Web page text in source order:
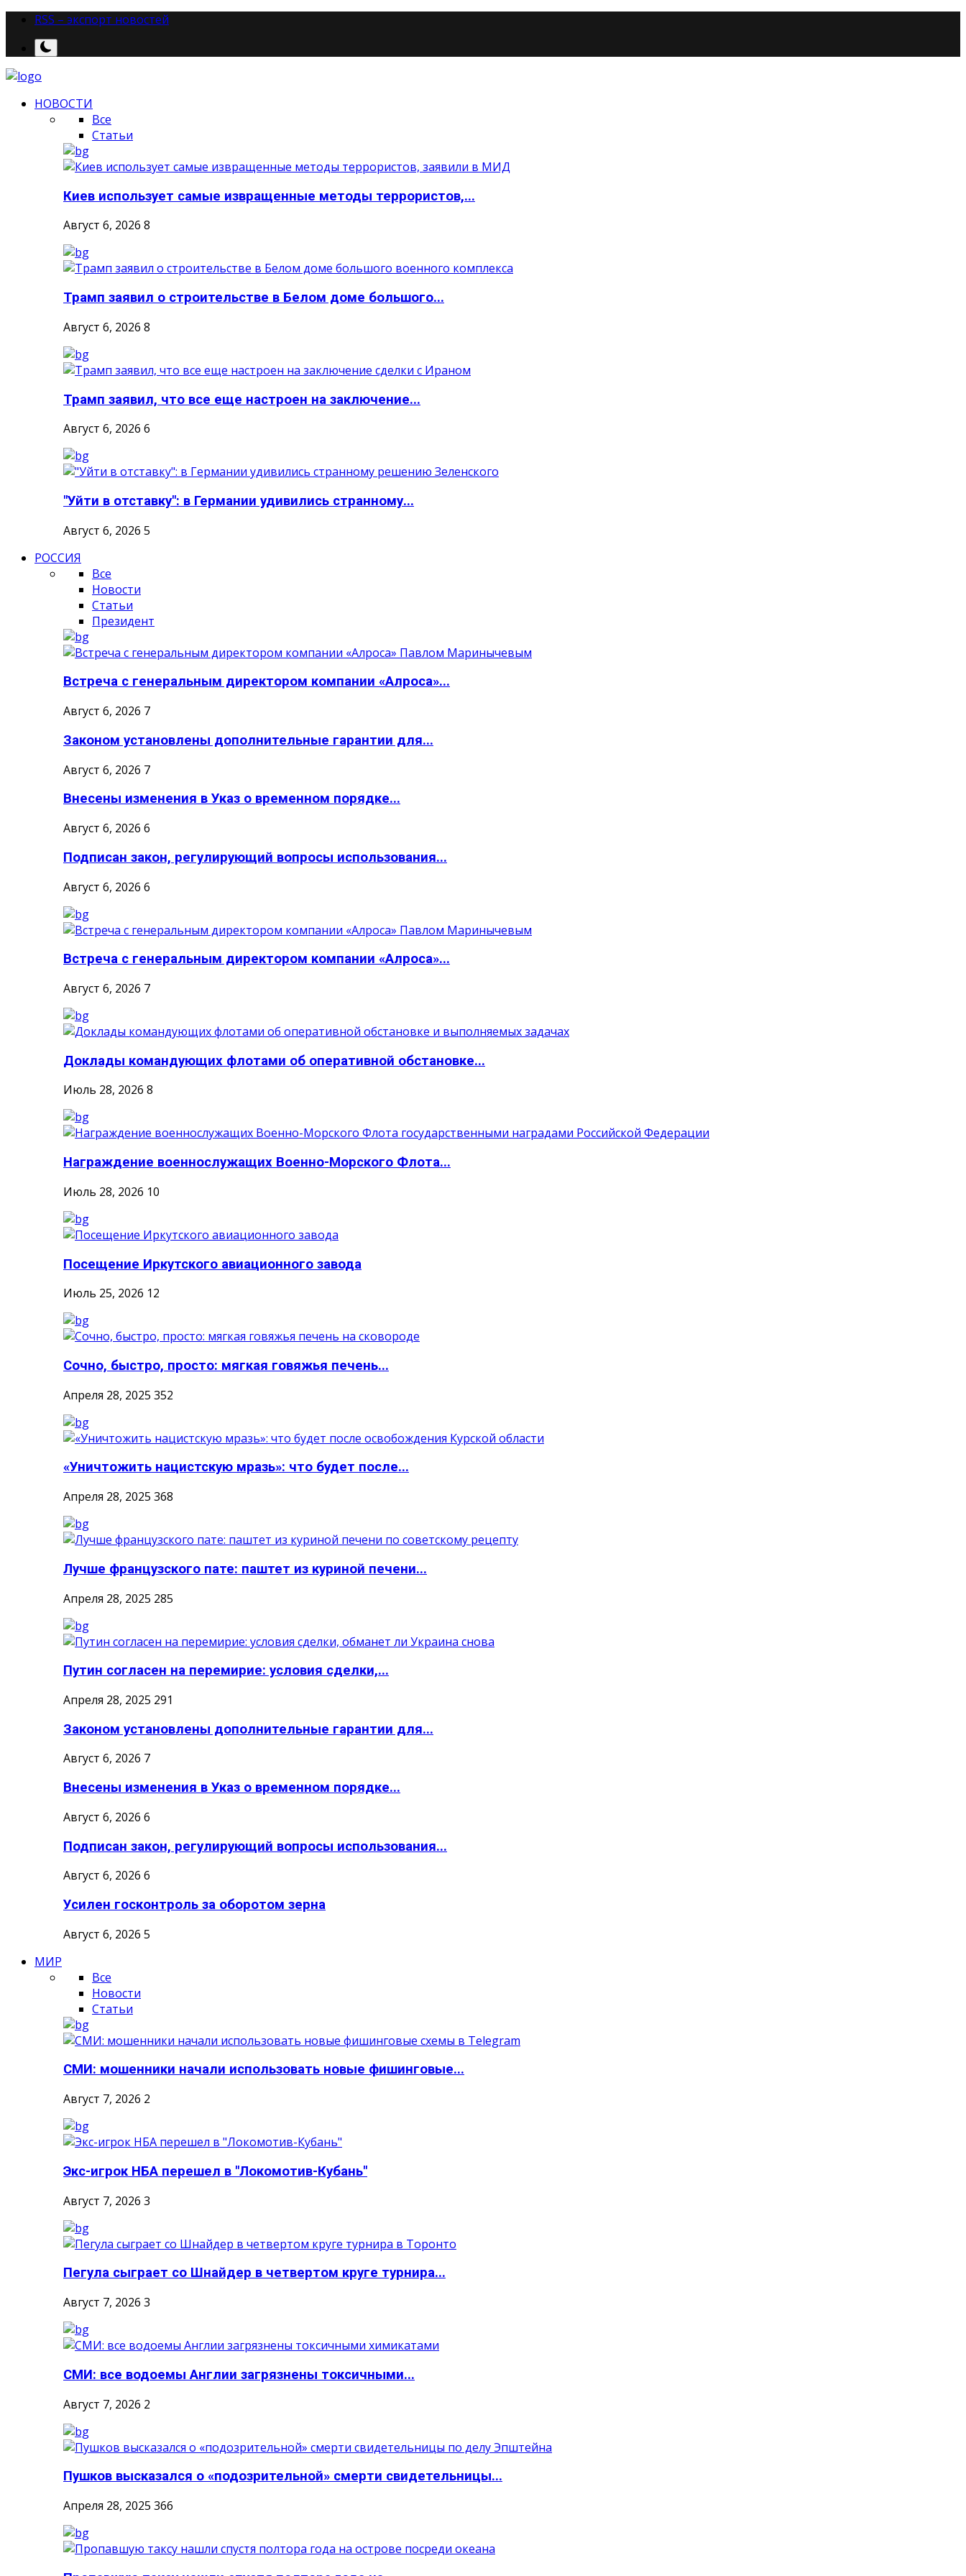
RSS – экспорт новостей
НОВОСТИ
Все
Статьи
Киев использует самые извращенные методы террористов,...
Август 6, 2026 8
Трамп заявил о строительстве в Белом доме большого...
Август 6, 2026 8
Трамп заявил, что все еще настроен на заключение...
Август 6, 2026 6
"Уйти в отставку": в Германии удивились странному...
Август 6, 2026 5
РОССИЯ
Все
Новости
Статьи
Президент
Встреча с генеральным директором компании «Алроса»...
Август 6, 2026 7
Законом установлены дополнительные гарантии для...
Август 6, 2026 7
Внесены изменения в Указ о временном порядке...
Август 6, 2026 6
Подписан закон, регулирующий вопросы использования...
Август 6, 2026 6
Встреча с генеральным директором компании «Алроса»...
Август 6, 2026 7
Доклады командующих флотами об оперативной обстановке...
Июль 28, 2026 8
Награждение военнослужащих Военно-Морского Флота...
Июль 28, 2026 10
Посещение Иркутского авиационного завода
Июль 25, 2026 12
Сочно, быстро, просто: мягкая говяжья печень...
Апреля 28, 2025 352
«Уничтожить нацистскую мразь»: что будет после...
Апреля 28, 2025 368
Лучше французского пате: паштет из куриной печени...
Апреля 28, 2025 285
Путин согласен на перемирие: условия сделки,...
Апреля 28, 2025 291
Законом установлены дополнительные гарантии для...
Август 6, 2026 7
Внесены изменения в Указ о временном порядке...
Август 6, 2026 6
Подписан закон, регулирующий вопросы использования...
Август 6, 2026 6
Усилен госконтроль за оборотом зерна
Август 6, 2026 5
МИР
Все
Новости
Статьи
СМИ: мошенники начали использовать новые фишинговые...
Август 7, 2026 2
Экс-игрок НБА перешел в "Локомотив-Кубань"
Август 7, 2026 3
Пегула сыграет со Шнайдер в четвертом круге турнира...
Август 7, 2026 3
СМИ: все водоемы Англии загрязнены токсичными...
Август 7, 2026 2
Пушков высказался о «подозрительной» смерти свидетельницы...
Апреля 28, 2025 366